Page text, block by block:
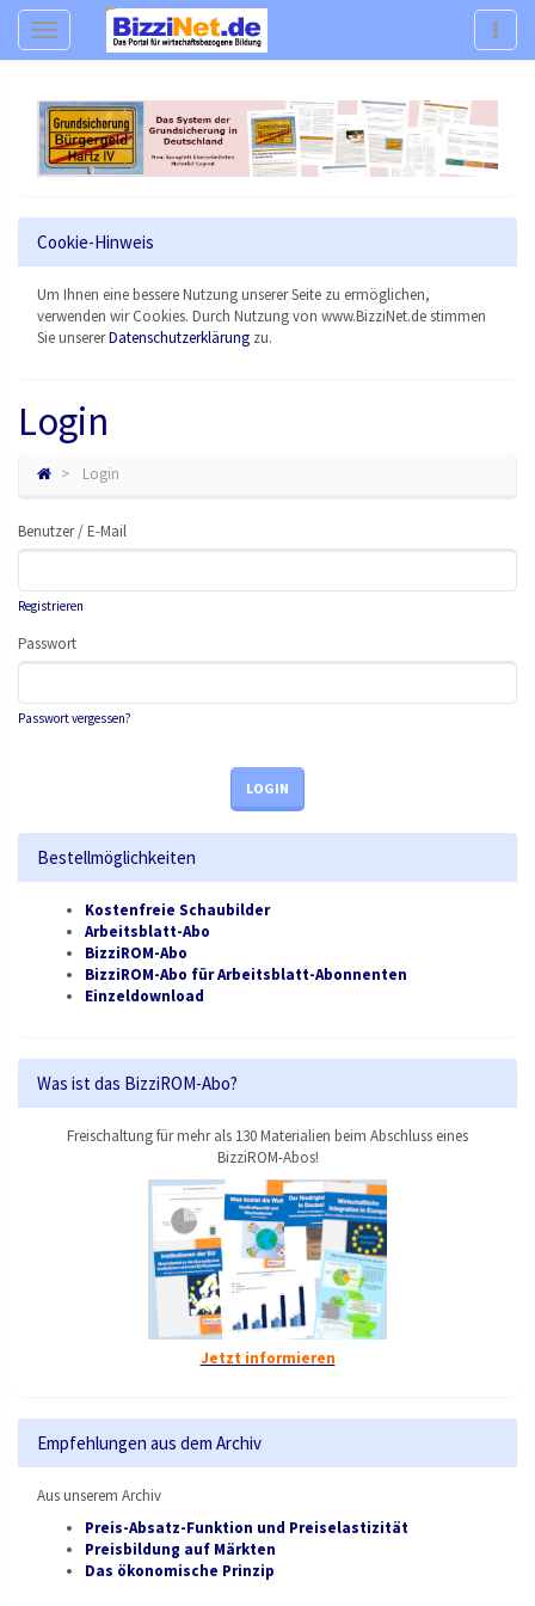
Navigation
Cookie-Hinweis
Um Ihnen eine bessere Nutzung unserer Seite zu ermöglichen,
verwenden wir Cookies. Durch Nutzung von www.BizziNet.de stimmen
Sie unsererDatenschutzerklärung zu.
Login
Login
Benutzer / E-Mail
Registrieren
Passwort
Passwort vergessen?
LOGIN
Bestellmöglichkeiten
Kostenfreie Schaubilder
Arbeitsblatt-Abo
BizziROM-Abo
BizziROM-Abo für Arbeitsblatt-Abonnenten
Einzeldownload
Was ist das BizziROM-Abo?
Freischaltung für mehr als 130 Materialien beim Abschluss eines
BizziROM-Abos!
Jetzt informieren
Empfehlungen aus dem Archiv
Aus unserem Archiv
Preis-Absatz-Funktion und Preiselastizität
Preisbildung auf Märkten
Das ökonomische Prinzip